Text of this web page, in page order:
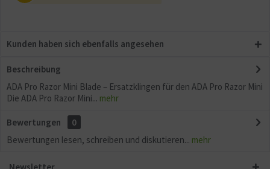
Kunden haben sich ebenfalls angesehen
Beschreibung
ADA Pro Razor Mini Blade – Ersatzklingen für den ADA Pro Razor Mini
Die ADA Pro Razor Mini... mehr
Bewertungen
0
Bewertungen lesen, schreiben und diskutieren... mehr